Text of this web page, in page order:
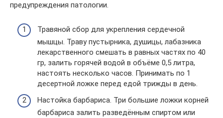
предупреждения патологии.
Травяной сбор для укрепления сердечной
мышцы. Траву пустырника, душицы, лабазника
лекарственного смешать в равных частях по 40
гр, залить горячей водой в объёме 0,5 литра,
настоять несколько часов. Принимать по 1
десертной ложке перед едой трижды в день.
Настойка барбариса. Три большие ложки корней
барбариса залить разведённым спиртом или